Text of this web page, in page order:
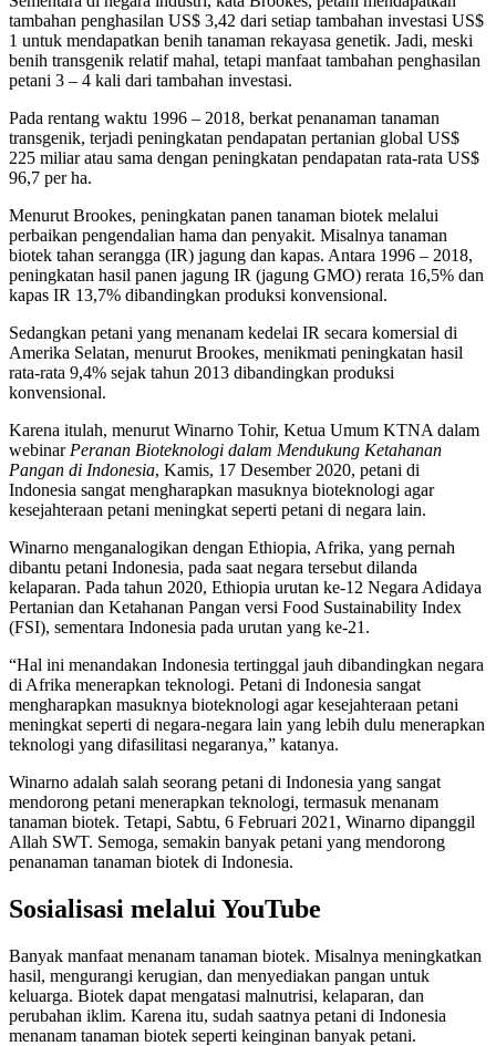
tambahan penghasilan US$ 3,42 dari setiap tambahan investasi US$
1 untuk mendapatkan benih tanaman rekayasa genetik. Jadi, meski
benih transgenik relatif mahal, tetapi manfaat tambahan penghasilan
petani 3 – 4 kali dari tambahan investasi.
Pada rentang waktu 1996 – 2018, berkat penanaman tanaman
transgenik, terjadi peningkatan pendapatan pertanian global US$
225 miliar atau sama dengan peningkatan pendapatan rata-rata US$
96,7 per ha.
Menurut Brookes, peningkatan panen tanaman biotek melalui
perbaikan pengendalian hama dan penyakit. Misalnya tanaman
biotek tahan serangga (IR) jagung dan kapas. Antara 1996 – 2018,
peningkatan hasil panen jagung IR (jagung GMO) rerata 16,5% dan
kapas IR 13,7% dibandingkan produksi konvensional.
Sedangkan petani yang menanam kedelai IR secara komersial di
Amerika Selatan, menurut Brookes, menikmati peningkatan hasil
rata-rata 9,4% sejak tahun 2013 dibandingkan produksi
konvensional.
Karena itulah, menurut Winarno Tohir, Ketua Umum KTNA dalam
webinar Peranan Bioteknologi dalam Mendukung Ketahanan
Pangan di Indonesia, Kamis, 17 Desember 2020, petani di
Indonesia sangat mengharapkan masuknya bioteknologi agar
kesejahteraan petani meningkat seperti petani di negara lain.
Winarno menganalogikan dengan Ethiopia, Afrika, yang pernah
dibantu petani Indonesia, pada saat negara tersebut dilanda
kelaparan. Pada tahun 2020, Ethiopia urutan ke-12 Negara Adidaya
Pertanian dan Ketahanan Pangan versi Food Sustainability Index
(FSI), sementara Indonesia pada urutan yang ke-21.
“Hal ini menandakan Indonesia tertinggal jauh dibandingkan negara
di Afrika menerapkan teknologi. Petani di Indonesia sangat
mengharapkan masuknya bioteknologi agar kesejahteraan petani
meningkat seperti di negara-negara lain yang lebih dulu menerapkan
teknologi yang difasilitasi negaranya,” katanya.
Winarno adalah salah seorang petani di Indonesia yang sangat
mendorong petani menerapkan teknologi, termasuk menanam
tanaman biotek. Tetapi, Sabtu, 6 Februari 2021, Winarno dipanggil
Allah SWT. Semoga, semakin banyak petani yang mendorong
penanaman tanaman biotek di Indonesia.
Sosialisasi melalui YouTube
Banyak manfaat menanam tanaman biotek. Misalnya meningkatkan
hasil, mengurangi kerugian, dan menyediakan pangan untuk
keluarga. Biotek dapat mengatasi malnutrisi, kelaparan, dan
perubahan iklim. Karena itu, sudah saatnya petani di Indonesia
menanam tanaman biotek seperti keinginan banyak petani.